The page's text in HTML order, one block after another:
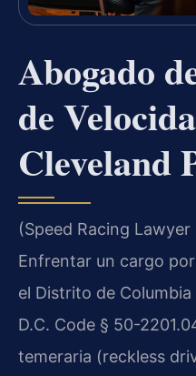
Abogado
de
Cleveland
(Speed Racing
Enfrentar un cargo
el Distrito de
D.C. Code § 50-
temeraria (reckless